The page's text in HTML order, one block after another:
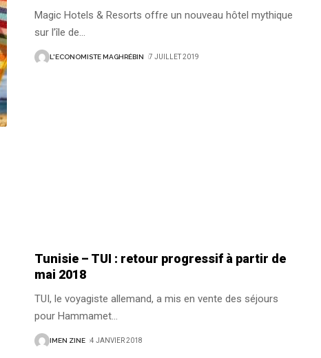
Magic Hotels & Resorts offre un nouveau hôtel mythique
sur l’île de…
L'ECONOMISTE MAGHRÉBIN 7 JUILLET 2019
Tunisie – TUI : retour progressif à partir de
mai 2018
TUI, le voyagiste allemand, a mis en vente des séjours
pour Hammamet…
IMEN ZINE 4 JANVIER 2018